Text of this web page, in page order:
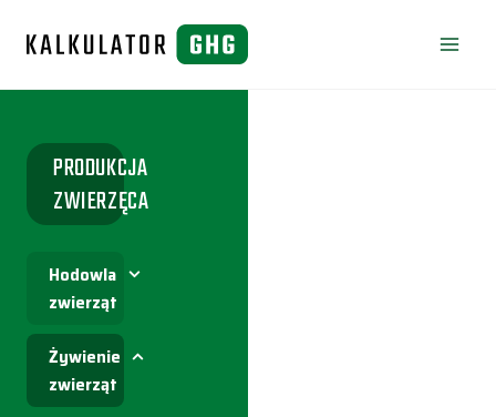
PRODUKCJA
ZWIERZĘCA
Hodowla
zwierząt
Żywienie
zwierząt